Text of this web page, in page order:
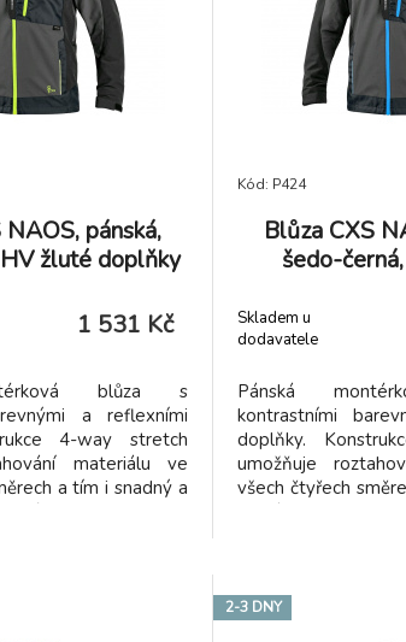
pánská,
žluté doplňky
1 531 Kč
blůza s
a reflexními
4-way stretch
materiálu ve
a tím i snadný a
procento nylonu
Kód: P424
Blůza CXS
šedo-
Skladem u
dodavatele
Pánská
kontrastními
doplňky.
umožňuje
všech čtyřech
volný pohyb.
CORDURA,
2-3 DNY